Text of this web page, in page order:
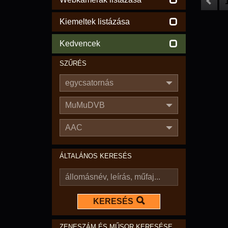
Kiemeltek listázása
Kedvencek
SZŰRÉS
egycsatornás
MuMuDVB
AAC
ÁLTALÁNOS KERESÉS
KERESÉS